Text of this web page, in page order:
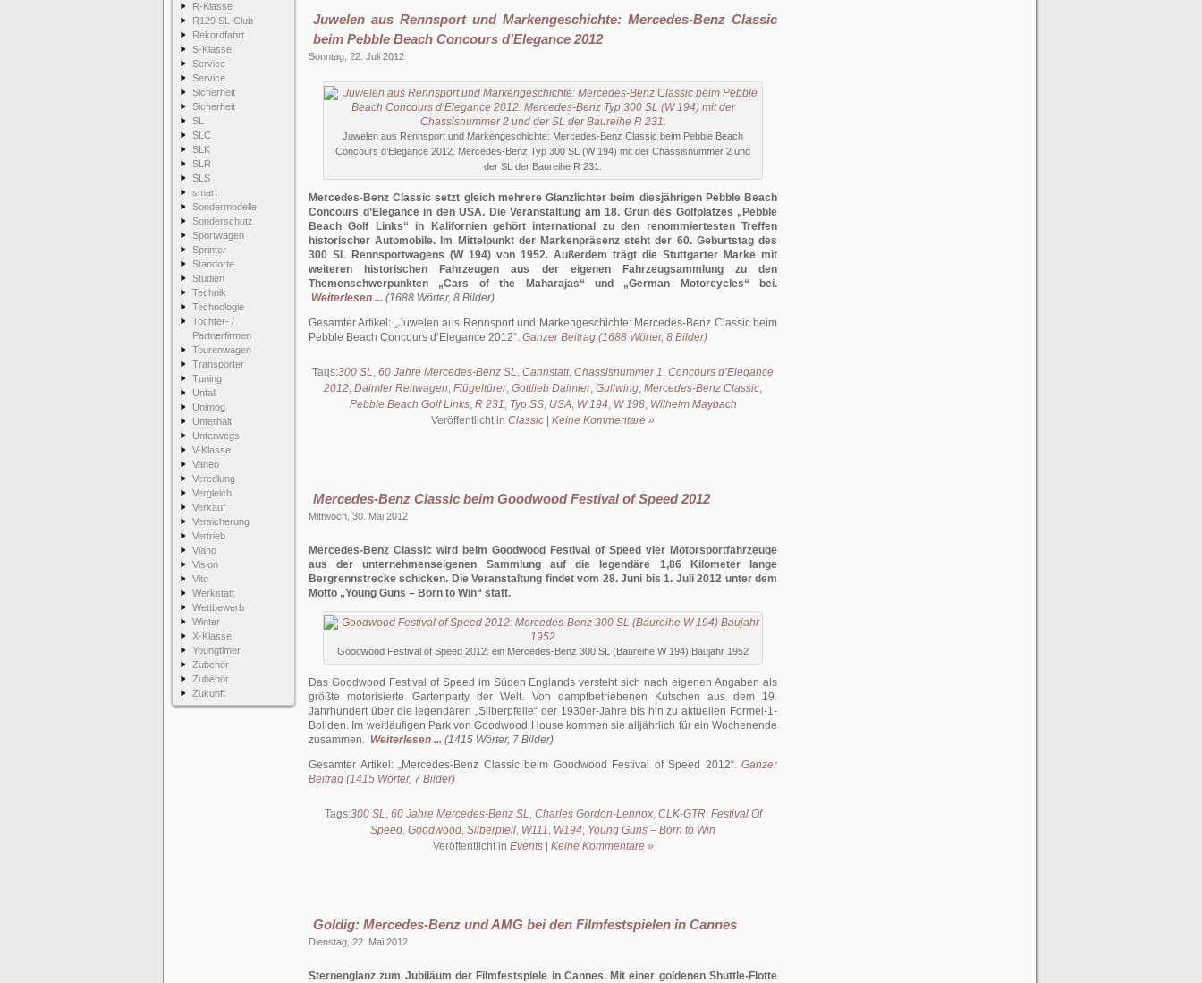
R-Klasse
R129 SL-Club
Rekordfahrt
S-Klasse
Service
Service
Sicherheit
Sicherheit
SL
SLC
SLK
SLR
SLS
smart
Sondermodelle
Sonderschutz
Sportwagen
Sprinter
Standorte
Studien
Technik
Technologie
Tochter- /
Partnerfirmen
Tourenwagen
Transporter
Tuning
Unfall
Unimog
Unterhalt
Unterwegs
V-Klasse
Vaneo
Veredlung
Vergleich
Verkauf
Versicherung
Vertrieb
Viano
Vision
Vito
Werkstatt
Wettbewerb
Winter
X-Klasse
Youngtimer
Zubehör
Zubehör
Zukunft
Juwelen aus Rennsport und Markengeschichte: Mercedes-Benz Classic
beim Pebble Beach Concours d’Elegance 2012
Sonntag, 22. Juli 2012
Juwelen aus Rennsport und Markengeschichte: Mercedes-Benz Classic beim Pebble Beach
Concours d’Elegance 2012. Mercedes-Benz Typ 300 SL (W 194) mit der Chassisnummer 2 und
der SL der Baureihe R 231.
Mercedes-Benz Classic setzt gleich mehrere Glanzlichter beim diesjährigen Pebble Beach
Concours d’Elegance in den USA. Die Veranstaltung am 18. Grün des Golfplatzes „Pebble
Beach Golf Links“ in Kalifornien gehört international zu den renommiertesten Treffen
historischer Automobile. Im Mittelpunkt der Markenpräsenz steht der 60. Geburtstag des
300 SL Rennsportwagens (W 194) von 1952. Außerdem trägt die Stuttgarter Marke mit
weiteren historischen Fahrzeugen aus der eigenen Fahrzeugsammlung zu den
Themenschwerpunkten „Cars of the Maharajas“ und „German Motorcycles“ bei.
Weiterlesen ... (1688 Wörter, 8 Bilder)
Gesamter Artikel: Juwelen aus Rennsport und Markengeschichte: Mercedes-Benz Classic beim
Pebble Beach Concours d’Elegance 2012 . Ganzer Beitrag (1688 Wörter, 8 Bilder)
Tags:300 SL, 60 Jahre Mercedes-Benz SL, Cannstatt, Chassisnummer 1, Concours d’Elegance
2012, Daimler Reitwagen, Flügeltürer, Gottlieb Daimler, Gullwing, Mercedes-Benz Classic,
Pebble Beach Golf Links, R 231, Typ SS, USA, W 194, W 198, Wilhelm Maybach
Veröffentlicht in Classic Keine Kommentare »
Mercedes-Benz Classic beim Goodwood Festival of Speed 2012
Mittwoch, 30. Mai 2012
Mercedes-Benz Classic wird beim Goodwood Festival of Speed vier Motorsportfahrzeuge
aus der unternehmenseigenen Sammlung auf die legendäre 1,86 Kilometer lange
Bergrennstrecke schicken. Die Veranstaltung findet vom 28. Juni bis 1. Juli 2012 unter dem
Motto „Young Guns – Born to Win“ statt.
Goodwood Festival of Speed 2012: ein Mercedes-Benz 300 SL (Baureihe W 194) Baujahr 1952
Das Goodwood Festival of Speed im Süden Englands versteht sich nach eigenen Angaben als
größte motorisierte Gartenparty der Welt. Von dampfbetriebenen Kutschen aus dem 19.
Jahrhundert über die legendären „Silberpfeile“ der 1930er-Jahre bis hin zu aktuellen Formel-1-
Boliden. Im weitläufigen Park von Goodwood House kommen sie alljährlich für ein Wochenende
zusammen. Weiterlesen ... (1415 Wörter, 7 Bilder)
Gesamter Artikel:
Mercedes-Benz Classic beim Goodwood Festival of Speed 2012 . Ganzer
Beitrag (1415 Wörter, 7 Bilder)
Tags:300 SL, 60 Jahre Mercedes-Benz SL, Charles Gordon-Lennox, CLK-GTR, Festival Of
Speed, Goodwood, Silberpfeil, W111, W194, Young Guns – Born to Win
Veröffentlicht in Events| Keine Kommentare »
Goldig: Mercedes-Benz und AMG bei den Filmfestspielen in Cannes
Dienstag, 22. Mai 2012
Sternenglanz zum Jubiläum der Filmfestspiele in Cannes. Mit einer goldenen Shuttle-Flotte